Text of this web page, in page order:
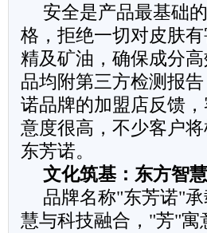
安全是产品最基础
格，拒绝一切对皮肤
精及矿油，确保成分
品均附第三方检测报
诺品牌的加盟店反馈
意度很高，不少客户
东芳诺。
文化筑基：东方智
品牌名称"东芳诺"
慧与科技融合，"芳"